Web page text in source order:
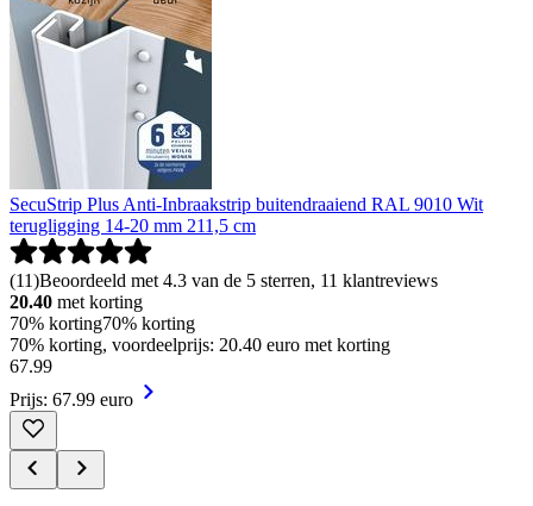
SecuStrip Plus Anti-Inbraakstrip buitendraaiend RAL 9010 Wit
terugligging 14-20 mm 211,5 cm
(11)Beoordeeld met 4.3 van de 5 sterren, 11 klantreviews
20.40 met korting
70% korting70% korting
70% korting, voordeelprijs: 20.40 euro met korting
67.99
Prijs: 67.99 euro